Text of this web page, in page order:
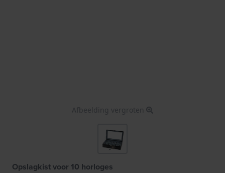
Afbeelding vergroten
Opslagkist voor 10 horloges